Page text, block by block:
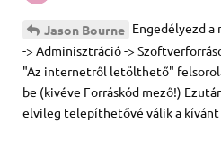
Jason Bourne Engedélyezd
-> Adminisztráció ->
"Az internetről letölthető"
be (kivéve Forráskód mező!)
elvileg telepíthetővé válik a kívánt